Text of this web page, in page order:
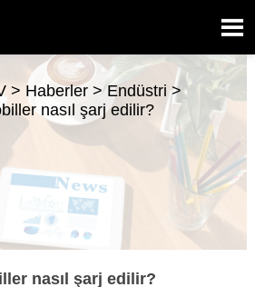

> Haberler> Endüstri>
nasıl şarj edilir?
nasıl şarj edilir?